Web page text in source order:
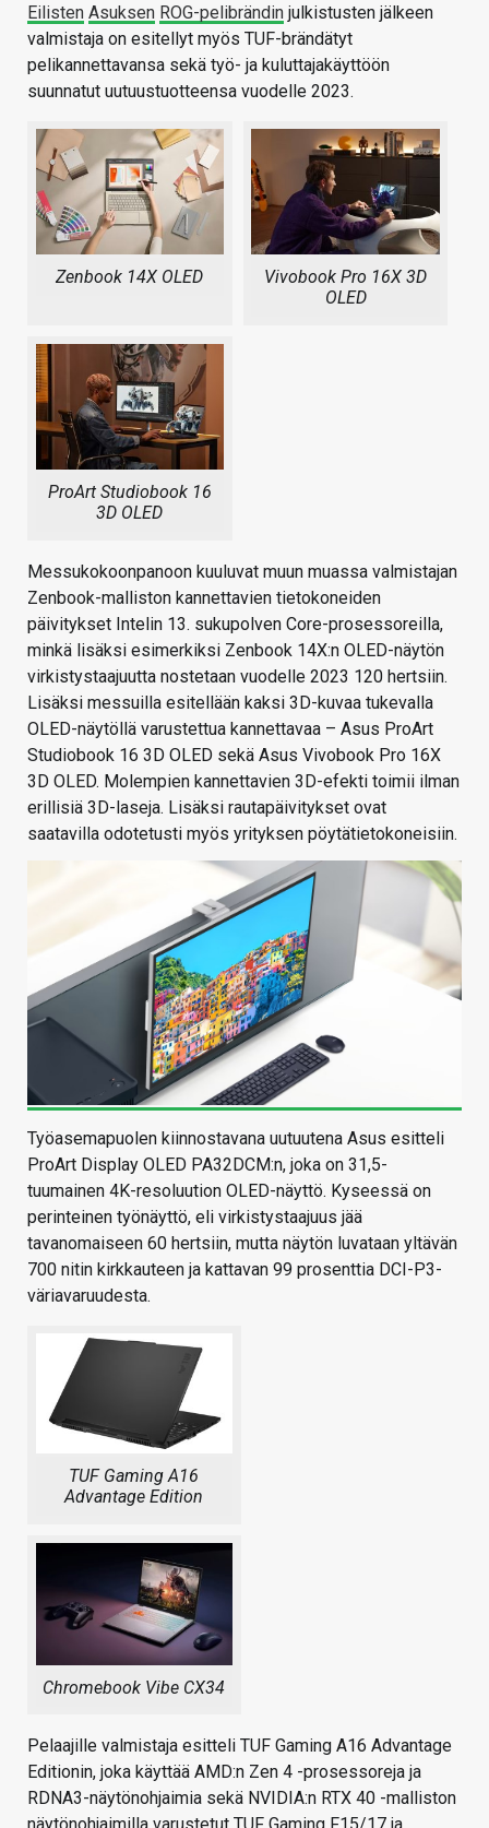
Eilisten Asuksen ROG-pelibrändin julkistusten jälkeen
valmistaja on esitellyt myös TUF-brändätyt
pelikannettavansa sekä työ- ja kuluttajakäyttöön
suunnatut uutuustuotteensa vuodelle 2023.
Zenbook 14X OLED
Vivobook Pro 16X 3D
OLED
ProArt Studiobook 16
3D OLED
Messukokoonpanoon kuuluvat muun muassa valmistajan
Zenbook-malliston kannettavien tietokoneiden
päivitykset Intelin 13. sukupolven Core-prosessoreilla,
minkä lisäksi esimerkiksi Zenbook 14X:n OLED-näytön
virkistystaajuutta nostetaan vuodelle 2023 120 hertsiin.
Lisäksi messuilla esitellään kaksi 3D-kuvaa tukevalla
OLED-näytöllä varustettua kannettavaa – Asus ProArt
Studiobook 16 3D OLED sekä Asus Vivobook Pro 16X
3D OLED. Molempien kannettavien 3D-efekti toimii ilman
erillisiä 3D-laseja. Lisäksi rautapäivitykset ovat
saatavilla odotetusti myös yrityksen pöytätietokoneisiin.
Työasemapuolen kiinnostavana uutuutena Asus esitteli
ProArt Display OLED PA32DCM:n, joka on 31,5-
tuumainen 4K-resoluution OLED-näyttö. Kyseessä on
perinteinen työnäyttö, eli virkistystaajuus jää
tavanomaiseen 60 hertsiin, mutta näytön luvataan yltävän
700 nitin kirkkauteen ja kattavan 99 prosenttia DCI-P3-
väriavaruudesta.
TUF Gaming A16
Advantage Edition
Chromebook Vibe CX34
Pelaajille valmistaja esitteli TUF Gaming A16 Advantage
Editionin, joka käyttää AMD:n Zen 4 -prosessoreja ja
RDNA3-näytönohjaimia sekä NVIDIA:n RTX 40 -malliston